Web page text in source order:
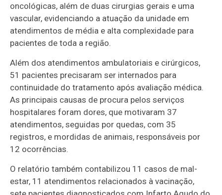
oncológicas, além de duas cirurgias gerais e uma
vascular, evidenciando a atuação da unidade em
atendimentos de média e alta complexidade para
pacientes de toda a região.
Além dos atendimentos ambulatoriais e cirúrgicos,
51 pacientes precisaram ser internados para
continuidade do tratamento após avaliação médica.
As principais causas de procura pelos serviços
hospitalares foram dores, que motivaram 37
atendimentos, seguidas por quedas, com 35
registros, e mordidas de animais, responsáveis por
12 ocorrências.
O relatório também contabilizou 11 casos de mal-
estar, 11 atendimentos relacionados à vacinação,